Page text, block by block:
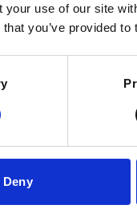
your use of our site
you’ve provided
Deny
Hundos Werpkist
Op voorraad
Voor 15:00 besteld, zelfde